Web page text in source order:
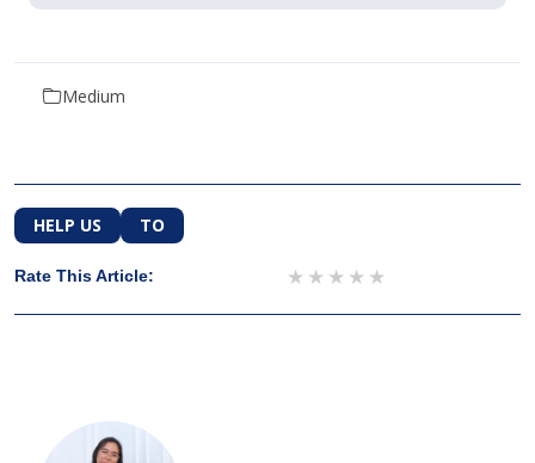
Medium
HELP US TO
Rate This Article: 4 stars
3 stars
2 stars
1 star